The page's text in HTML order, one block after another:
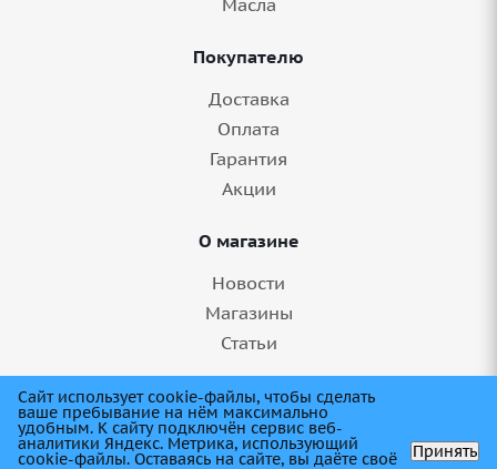
Масла
Покупателю
Доставка
Оплата
Гарантия
Акции
О магазине
Новости
Магазины
Статьи
8 (845) 275-99-11
Сайт использует cookie-файлы, чтобы сделать
ваше пребывание на нём максимально
удобным. К cайту подключён сервис веб-
аналитики Яндекс. Метрика, использующий
cookie-файлы. Оставаясь на сайте, вы даёте своё Принять